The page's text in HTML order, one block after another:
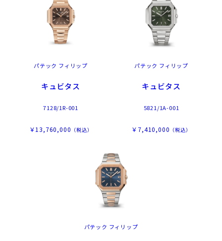
パテック フィリップ
キュビタス
7128/1R-001
￥13,760,000 （税込）
パテック フィリップ
キュビタス
5821/1A-001
￥7,410,000 （税込）
パテック フィリップ